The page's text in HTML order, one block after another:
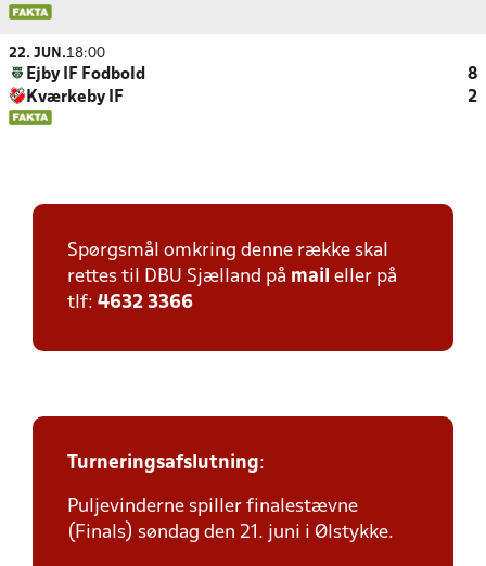
22. JUN.18:00
Ejby IF Fodbold
8
Kværkeby IF
2
Spørgsmål omkring denne række skal
rettes til DBU Sjælland på mail eller på
tlf: 4632 3366
Turneringsafslutning:
Puljevinderne spiller finalestævne
(Finals) søndag den 21. juni i Ølstykke.